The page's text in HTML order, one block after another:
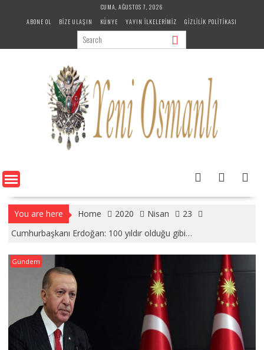
CUMA, AĞUSTOS 7, 2026
ABONE OL
BIZE ULAŞIN KÜNYE YAYIN İLKELERIMIZ GIZLILIK POLITIKASI
You are here Home 2020 Nisan
23
Cumhurbaşkanı Erdoğan: 100 yıldır olduğu gibi…
Gündem